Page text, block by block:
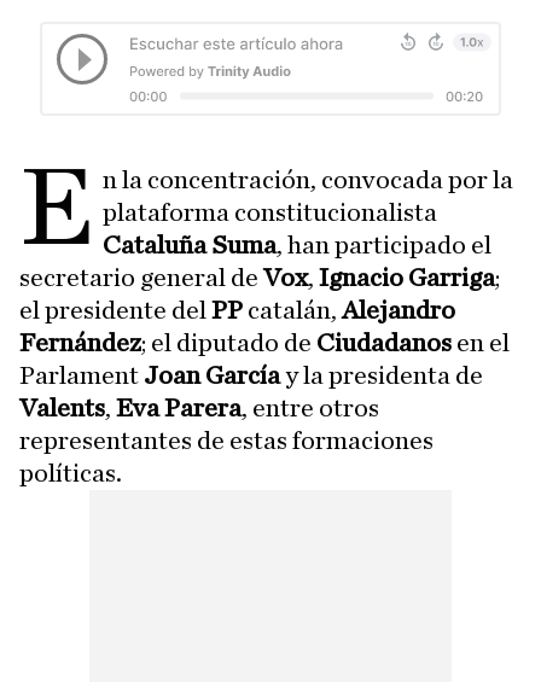
E n la concentración, convocada por la
plataforma constitucionalista
Cataluña Suma, han participado el
secretario general deVox, Ignacio Garriga;
el presidente del PP catalán,Alejandro
Fernández; el diputado de Ciudadanos en el
Parlament Joan Garcíay la presidenta de
Valents, Eva Parera, entre otros
representantes de estas formaciones
políticas.